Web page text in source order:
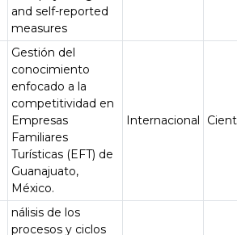
and self-reported
measures
Gestión del
conocimiento
enfocado a la
competitividad en
Empresas
Familiares
Turísticas (EFT) de
Guanajuato,
México.
Internacional
nálisis de los
procesos y ciclos